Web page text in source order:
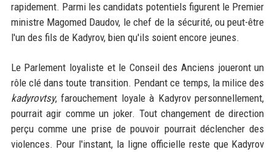
rapidement. Parmi les candidats potentiels figurent le Premier
ministre Magomed Daudov, le chef de la sécurité, ou peut-être
l'un des fils de Kadyrov, bien qu'ils soient encore jeunes.
Le Parlement loyaliste et le Conseil des Anciens joueront un
rôle clé dans toute transition. Pendant ce temps, la milice des
kadyrovtsy, farouchement loyale à Kadyrov personnellement,
pourrait agir comme un joker. Tout changement de direction
perçu comme une prise de pouvoir pourrait déclencher des
violences. Pour l'instant, la ligne officielle reste que Kadyrov